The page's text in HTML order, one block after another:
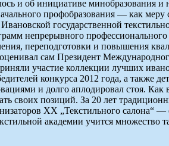
и об инициативе
профобразования — как
государственной
непрерывного
переподготовки и повышения
сам Президент
участие коллекции лучших
конкурса 2012 года, а также
и долго аплодировал стоя.
своих позиций. За 20 лет
XX „Текстильного салона“ —
академии учится множество